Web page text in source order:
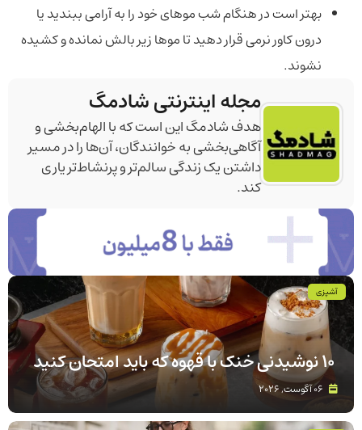
بهتر است در هنگام شب موهای خود را به آرامی ببندید یا
درون کاور نرمی قرار دهید تا موها زیر بالش نمانده و کشیده
نشوند.
مجله اینترنتی شادمگ
هدف شادمگ این است که با الهام‌بخشی و
آگاهی‌بخشی به خوانندگان، آن‌ها را در مسیر
داشتن یک زندگی سالم‌تر و پرنشاط‌تر یاری
کند.
آشپزی